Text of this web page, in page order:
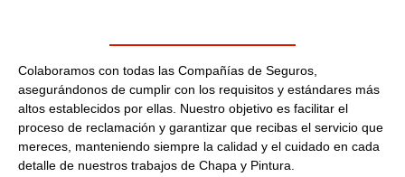
Colaboramos con todas las Compañías de Seguros,
asegurándonos de cumplir con los requisitos y estándares más
altos establecidos por ellas. Nuestro objetivo es facilitar el
proceso de reclamación y garantizar que recibas el servicio que
mereces, manteniendo siempre la calidad y el cuidado en cada
detalle de nuestros trabajos de Chapa y Pintura.